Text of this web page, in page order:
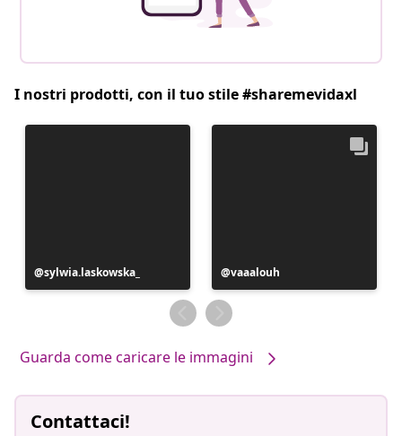
I nostri prodotti, con il tuo stile #sharemevidaxl
Post
pubblicato
sylwia.laskowska_
Post
pubblicato
da
vaaalouh
Guarda come caricare le immagini
Contattaci!